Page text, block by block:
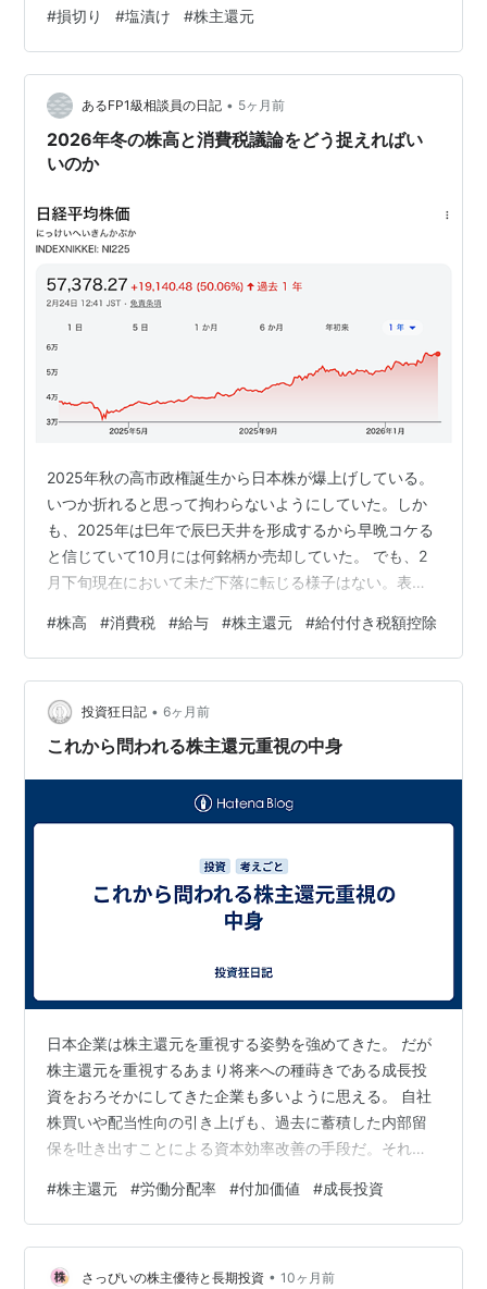
まり、配当金が付いたり、優待がある、そんな会社の株
を可能ならば買うべきだねー。 前回シリーズリンク
hatch51.com って事で、６月は株を買う者にとって、ま
ぁ大事な時期なん…
#損切り #塩漬け #株主還元
あるFP1級相談員の日記 • 5ヶ月前
2026年冬の株高と消費税議論をどう捉えればい
いのか
2025年秋の高市政権誕生から日本株が爆上げしている。
いつか折れると思って拘わらないようにしていた。しか
も、2025年は巳年で辰巳天井を形成するから早晩コケる
と信じていて10月には何銘柄か売却していた。 でも、2
月下旬現在において未だ下落に転じる様子はない。表面
日経平均は56000～57000円台と信じられないレベルを
維持している。自分は間違っていたのだろうか。その理
由を（１）～（４）で考える。消費税については将来像
が見えていないため、（５）に寸評を書くに留める。
（１）高市政権への期待 日経平均株価が1日にドンと
#株高 #消費税 #給与 #株主還元 #給付付き税額控除
投資狂日記 • 6ヶ月前
これから問われる株主還元重視の中身
日本企業は株主還元を重視する姿勢を強めてきた。 だが
株主還元を重視するあまり将来への種蒔きである成長投
資をおろそかにしてきた企業も多いように思える。 自社
株買いや配当性向の引き上げも、過去に蓄積した内部留
保を吐き出すことによる資本効率改善の手段だ。それに
投資がなされていなければいずれ限界がくる。これから
はその場しのぎの株主還元にとどまっていた企業と、成
長への投資を怠らなかった企業との差が如実に表れてく
るのではないか。 株主還元重視によって従業員への賃上
#株主還元 #労働分配率 #付加価値 #成長投資
さっぴいの株主優待と長期投資 • 10ヶ月前